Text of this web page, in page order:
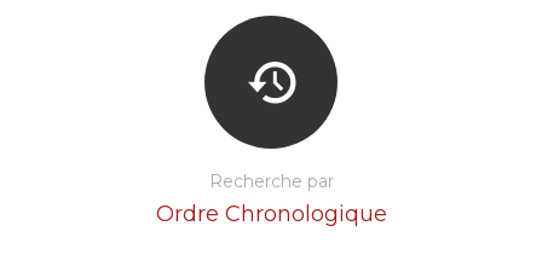
Recherche par
Ordre Chronologique